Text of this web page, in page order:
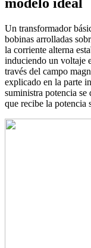
Un transformador
bobinas arrolladas
la corriente alterna
induciendo un voltaje
través del campo
explicado en la parte
suministra potencia
que recibe la potencia